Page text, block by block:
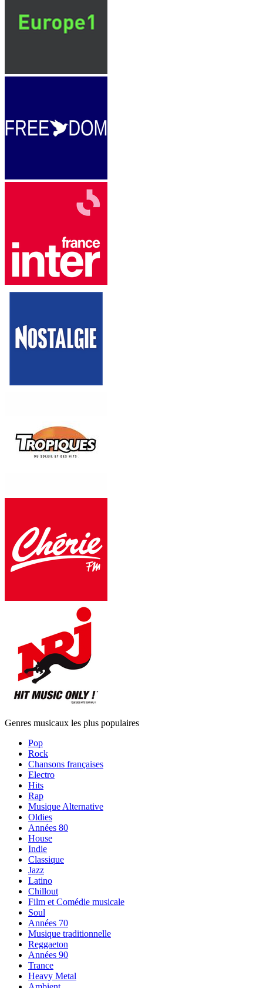
Genres musicaux les plus populaires
Pop
Rock
Chansons françaises
Electro
Hits
Rap
Musique Alternative
Oldies
Années 80
House
Indie
Classique
Jazz
Latino
Chillout
Film et Comédie musicale
Soul
Années 70
Musique traditionnelle
Reggaeton
Années 90
Trance
Heavy Metal